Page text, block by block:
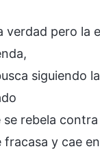
verdad pero la
siguiendo
rebela contra
fracasa y cae